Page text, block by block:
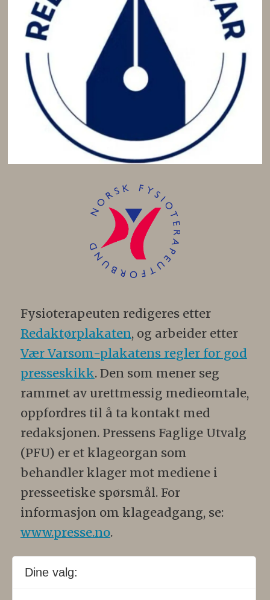
Fysioterapeuten redigeres etter
Redaktørplakaten, og arbeider etter
Vær Varsom-plakatens regler for god
presseskikk. Den som mener seg
rammet av urettmessig medieomtale,
oppfordres til å ta kontakt med
redaksjonen. Pressens Faglige Utvalg
(PFU) er et klageorgan som
behandler klager mot mediene i
presseetiske spørsmål. For
informasjon om klageadgang, se:
www.presse.no.
Formålsparagraf:
skal gjennom en saklig og fri
Dine valg: